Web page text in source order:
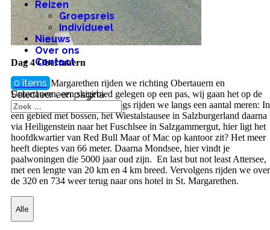
Reizen
Groepsreis
Individueel
Nieuws
Over ons
Contact
0 items
Selecteer een pagina
Dag 4 Obertauern
Vanuit St. Margarethen rijden we richting Obertauern en
Untertauern, een skigebied gelegen op een pas, wij gaan het op de
motor trotseren. Na al dit hoogs rijden we langs een aantal meren: In
een gebied met bossen, het Wiestalstausee in Salzburgerland daarna
via Heiligenstein naar het Fuschlsee in Salzgammergut, hier ligt het
hoofdkwartier van Red Bull Maar of Mac op kantoor zit? Het meer
heeft dieptes van 66 meter. Daarna Mondsee, hier vindt je
paalwoningen die 5000 jaar oud zijn. En last but not least Attersee,
met een lengte van 20 km en 4 km breed. Vervolgens rijden we over
de 320 en 734 weer terug naar ons hotel in St. Margarethen.
Alle